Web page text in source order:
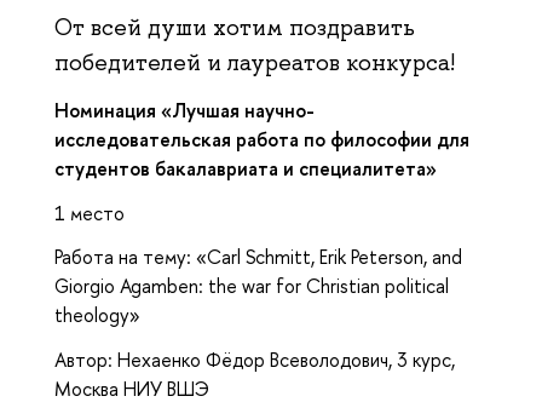
От всей души хотим поздравить
победителей и лауреатов конкурса!
Номинация «Лучшая научно-
исследовательская работа по философии для
студентов бакалавриата и специалитета»
1 место
Работа на тему: «Carl Schmitt, Erik Peterson, and
Giorgio Agamben: the war for Christian political
theology»
Автор: Нехаенко Фёдор Всеволодович, 3 курс,
Москва НИУ ВШЭ